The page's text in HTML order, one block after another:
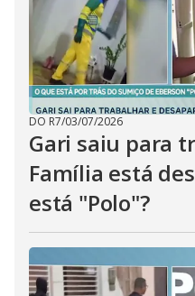
DO R7/03/07/2026
Gari saiu para
Família está
está "Polo"?